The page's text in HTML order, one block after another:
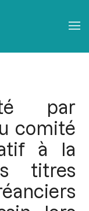
par
comité
à la
titres